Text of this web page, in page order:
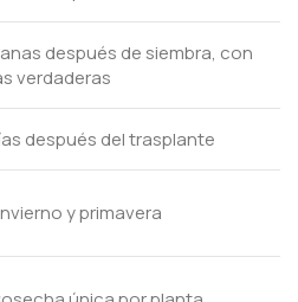
después de siembra, con
verdaderas
después del trasplante
y primavera